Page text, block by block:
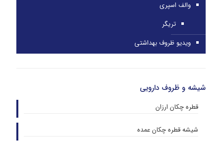
والف اسپری
تریگر
ویدیو ظروف بهداشتی
شیشه و ظروف دارویی
قطره چکان ارزان
شیشه قطره چکان عمده